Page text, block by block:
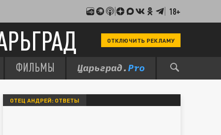
18+
ОТКЛЮЧИТЬ РЕКЛАМУ
ФИЛЬМЫ
ОТЕЦ АНДРЕЙ: ОТВЕТЫ